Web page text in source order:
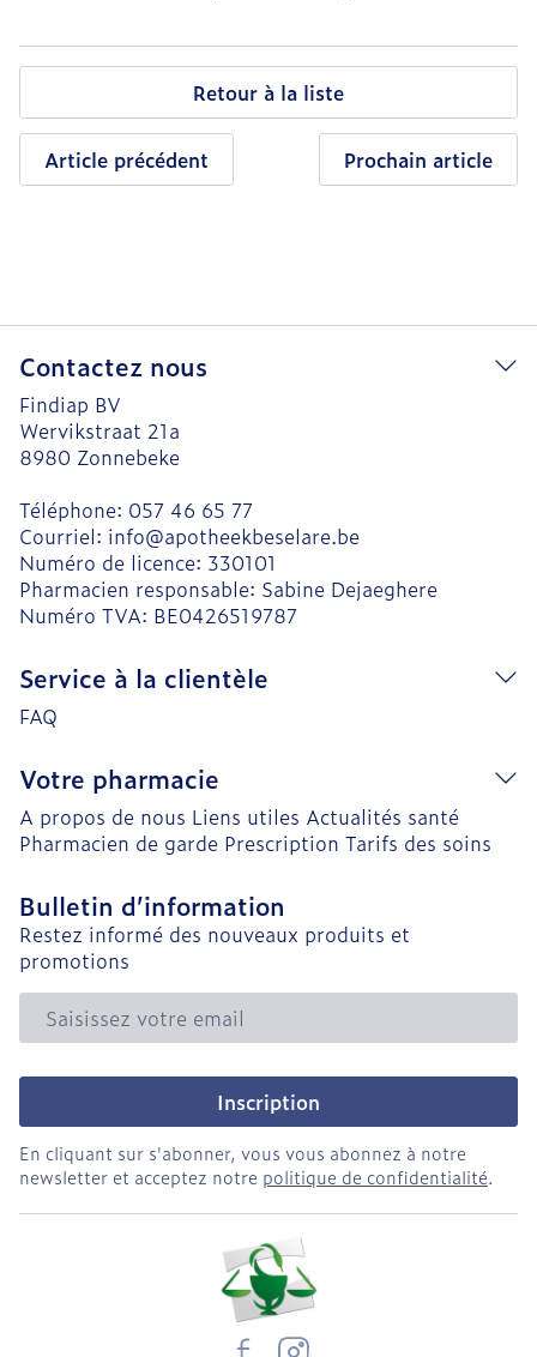
Retour à la liste
Article précédent Prochain article
Contactez nous
Findiap BV
Wervikstraat 21a
8980 Zonnebeke
Téléphone: 057 46 65 77
Courriel: info@apotheekbeselare.be
Numéro de licence: 330101
Pharmacien responsable: Sabine Dejaeghere
Numéro TVA: BE0426519787
Service à la clientèle
FAQ
Votre pharmacie
A propos de nous Liens utiles Actualités santé
Pharmacien de garde Prescription Tarifs des soins
Bulletin d’information
Restez informé des nouveaux produits et
promotions
Adresse mail
Inscription
En cliquant sur s'abonner, vous vous abonnez à notre
newsletter et acceptez notre politique de confidentialité.